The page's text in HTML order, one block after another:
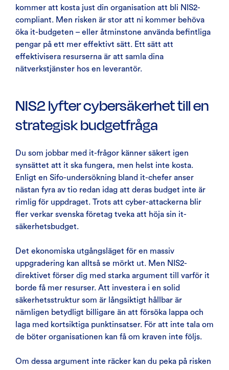
kommer att kosta just din organisation att bli NIS2-
compliant. Men risken är stor att ni kommer behöva
öka it-budgeten – eller åtminstone använda befintliga
pengar på ett mer effektivt sätt. Ett sätt att
effektivisera resurserna är att samla dina
nätverkstjänster hos en leverantör.
NIS2 lyfter cybersäkerhet till en
strategisk budgetfråga
Du som jobbar med it-frågor känner säkert igen
synsättet att it ska fungera, men helst inte kosta.
Enligt en Sifo-undersökning bland it-chefer anser
nästan fyra av tio redan idag att deras budget inte är
rimlig för uppdraget. Trots att cyber-attackerna blir
fler verkar svenska företag tveka att höja sin it-
säkerhetsbudget.
Det ekonomiska utgångsläget för en massiv
uppgradering kan alltså se mörkt ut. Men NIS2-
direktivet förser dig med starka argument till varför it
borde få mer resurser. Att investera i en solid
säkerhetsstruktur som är långsiktigt hållbar är
nämligen betydligt billigare än att försöka lappa och
laga med kortsiktiga punktinsatser. För att inte tala om
de böter organisationen kan få om kraven inte följs.
Om dessa argument inte räcker kan du peka på risken